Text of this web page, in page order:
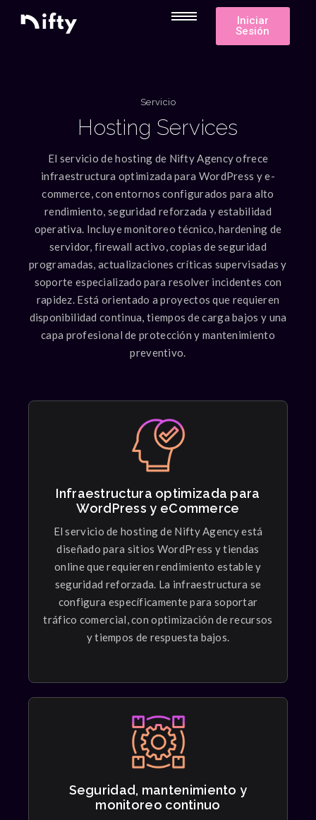
Iniciar
Sesión
Servicio
Hosting Services
El servicio de hosting de Nifty Agency ofrece
infraestructura optimizada para WordPress y e-
commerce, con entornos configurados para alto
rendimiento, seguridad reforzada y estabilidad
operativa. Incluye monitoreo técnico, hardening de
servidor, firewall activo, copias de seguridad
programadas, actualizaciones críticas supervisadas y
soporte especializado para resolver incidentes con
rapidez. Está orientado a proyectos que requieren
disponibilidad continua, tiempos de carga bajos y una
capa profesional de protección y mantenimiento
preventivo.
Infraestructura optimizada para
WordPress y eCommerce
El servicio de hosting de Nifty Agency está
diseñado para sitios WordPress y tiendas
online que requieren rendimiento estable y
seguridad reforzada. La infraestructura se
configura específicamente para soportar
tráfico comercial, con optimización de recursos
y tiempos de respuesta bajos.
Space Planning
Graphic study showing arrangement of spaces,
room layouts, and activities making.
Seguridad, mantenimiento y
monitoreo continuo
Permitting